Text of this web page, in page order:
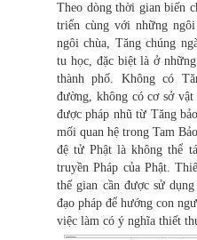
Theo dòng thời gian biến
triển cùng với những
ngôi chùa, Tăng chúng
tu học, đặc biệt là ở
thành phố. Không có
đường, không có cơ sở
được pháp nhũ từ Tăng
mối quan hệ trong Tam
đệ tử Phật là không thể
truyền Pháp của Phật.
thế gian cần được sử
đạo pháp để hướng con
việc làm có ý nghĩa thiết